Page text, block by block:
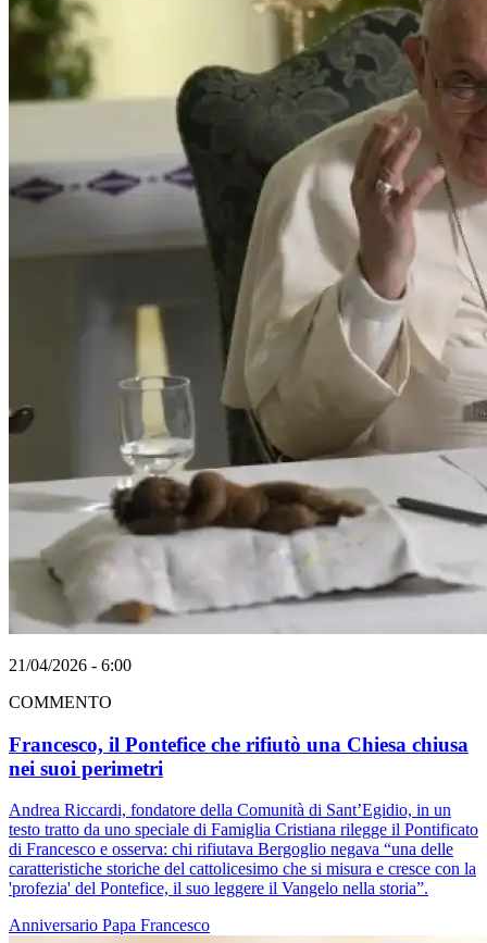
21/04/2026 - 6:00
COMMENTO
Francesco, il Pontefice che rifiutò una Chiesa chiusa
nei suoi perimetri
Andrea Riccardi, fondatore della Comunità di Sant’Egidio, in un
testo tratto da uno speciale di Famiglia Cristiana rilegge il Pontificato
di Francesco e osserva: chi rifiutava Bergoglio negava “una delle
caratteristiche storiche del cattolicesimo che si misura e cresce con la
'profezia' del Pontefice, il suo leggere il Vangelo nella storia”.
Anniversario Papa Francesco